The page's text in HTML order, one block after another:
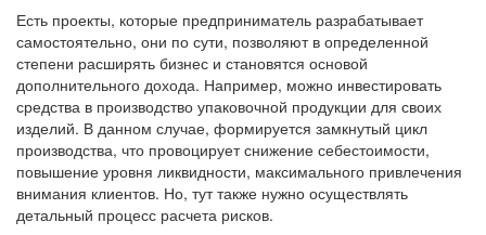
Есть проекты, которые предприниматель разрабатывает
самостоятельно, они по сути, позволяют в определенной
степени расширять бизнес и становятся основой
дополнительного дохода. Например, можно инвестировать
средства в производство упаковочной продукции для своих
изделий. В данном случае, формируется замкнутый цикл
производства, что провоцирует снижение себестоимости,
повышение уровня ликвидности, максимального привлечения
внимания клиентов. Но, тут также нужно осуществлять
детальный процесс расчета рисков.